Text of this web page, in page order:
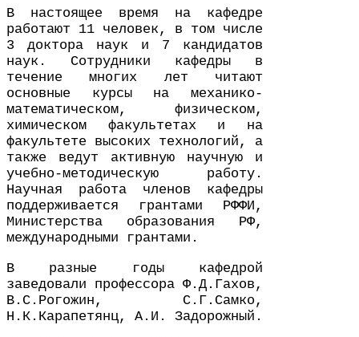
В настоящее время на кафедре
работают 11 человек, в том числе
3 доктора наук и 7 кандидатов
наук. Сотрудники кафедры в
течение многих лет читают
основные курсы на механико-​
математическом, физическом,
химическом факультетах и на
факультете высоких технологий, а
также ведут активную научную и
учебно-​методическую работу.
Научная работа членов кафедры
поддерживается грантами РФФИ ,
Министерства образования РФ,
международными грантами.
В разные годы кафедрой
заведовали профессора Ф.Д.Гахов,
В.С.Рогожин, С.Г.Самко,
Н.К.Карапетянц, А.И. Задорожный.